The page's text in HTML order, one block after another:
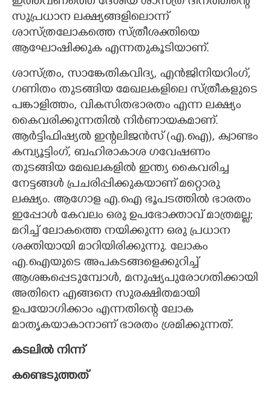
സുപ്രധാന ലക്ഷ്യങ്ങളിലൊന്ന്
ശാസ്ത്രലോകത്തെ സ്ത്രീശക്തിയെ
ആഘോഷിക്കുക എന്നതുകൂടിയാണ്.
ശാസ്ത്രം, സാങ്കേതികവിദ്യ, എൻജിനിയറിംഗ്,
ഗണിതം തുടങ്ങിയ മേഖലകളിലെ സ്ത്രീകളുടെ
പങ്കാളിത്തം, വികസിതഭാരതം എന്ന ലക്ഷ്യം
കൈവരിക്കുന്നതിൽ നിർണായകമാണ്.
ആർട്ടിഫിഷ്യൽ ഇന്റലിജൻസ് (എ.ഐ), ക്വാണ്ടം
കമ്പ്യൂട്ടിംഗ്, ബഹിരാകാശ ഗവേഷണം
തുടങ്ങിയ മേഖലകളിൽ ഇന്ത്യ കൈവരിച്ച
നേട്ടങ്ങൾ പ്രചരിപ്പിക്കുകയാണ് മറ്റൊരു
ലക്ഷ്യം. ആഗോള എ.ഐ ഭൂപടത്തിൽ ഭാരതം
ഇപ്പോൾ കേവലം ഒരു ഉപഭോക്താവ് മാത്രമല്ല;
മറിച്ച് ലോകത്തെ നയിക്കുന്ന ഒരു പ്രധാന
ശക്തിയായി മാറിയിരിക്കുന്നു. ലോകം
എ.ഐയുടെ അപകടങ്ങളെക്കുറിച്ച്
ആശങ്കപ്പെടുമ്പോൾ, മനുഷ്യപുരോഗതിക്കായി
അതിനെ എങ്ങനെ സുരക്ഷിതമായി
ഉപയോഗിക്കാം എന്നതിന്റെ ലോക
മാതൃകയാകാനാണ് ഭാരതം ശ്രമിക്കുന്നത്.
കടലിൽ നിന്ന്
കണ്ടെടുത്തത്